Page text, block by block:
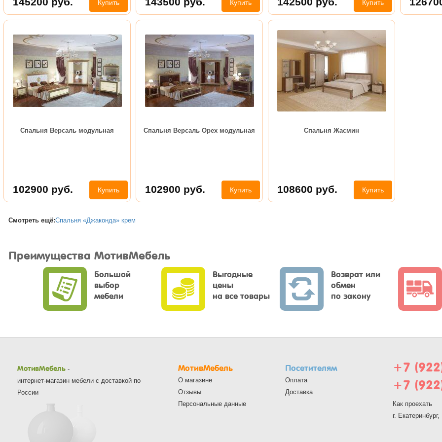
Купить Купить Купить
Спальня Версаль модульная
102900 руб. Купить
Спальня Версаль Орех модульная
102900 руб. Купить
Спальня Жасмин
108600 руб. Купить
Смотреть ещё:Спальня «Джаконда» крем
Преимущества МотивМебель
Большой
выбор
мебели
Выгодные
цены
на все товары
Возврат или
обмен
по закону
МотивМебель -
интернет-магазин мебели с доставкой по
России
МотивМебель
О магазине
Отзывы
Персональные данные
Посетителям
Оплата
Доставка
+7
+7
Как проехать
г.